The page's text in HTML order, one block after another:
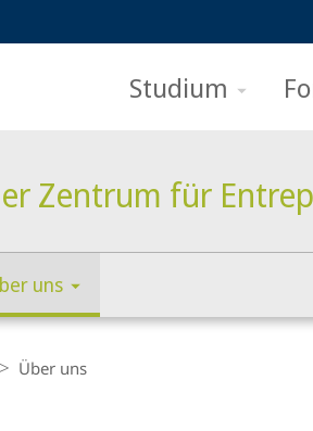
Studium
Zentrum für
uns
Über uns